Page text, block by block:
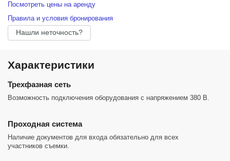
Посмотреть цены на аренду
Правила и условия бронирования
Нашли неточность?
Характеристики
Трехфазная сеть
Возможность подключения оборудования с напряжением 380 В.
Проходная система
Наличие документов для входа обязательно для всех
участников съемки.